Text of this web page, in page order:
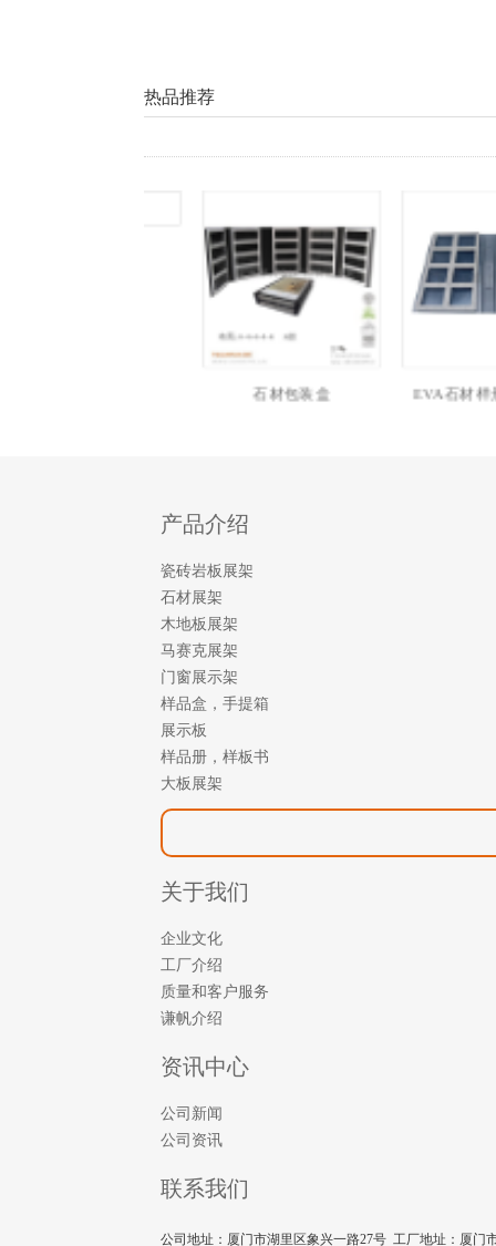
热品推荐
石材包装盒 EVA石材样册高端
产品介绍
瓷砖岩板展架
石材展架
木地板展架
马赛克展架
门窗展示架
样品盒，手提箱
展示板
样品册，样板书
大板展架
关于我们
企业文化
工厂介绍
质量和客户服务
谦帆介绍
资讯中心
公司新闻
公司资讯
联系我们
公司地址：厦门市湖里区象兴一路27号 工厂地址：厦门